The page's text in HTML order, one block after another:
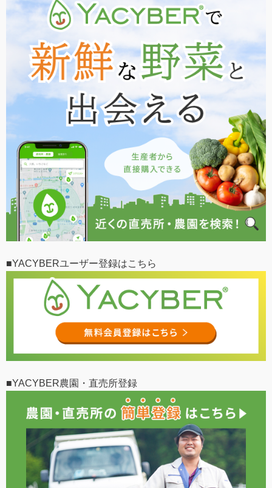
■YACYBERユーザー登録はこちら
■YACYBER農園・直売所登録